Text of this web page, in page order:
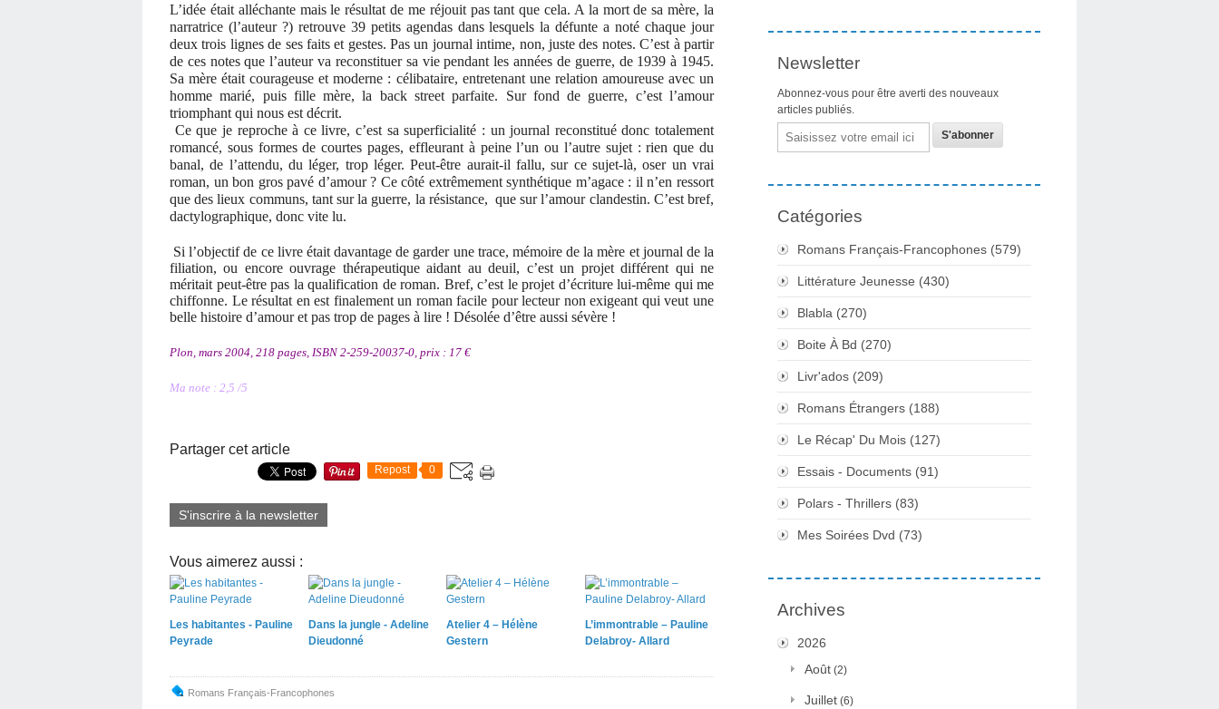
L’idée était alléchante mais le résultat de me réjouit pas tant que cela. A la mort de sa mère, la
narratrice (l’auteur ?) retrouve 39 petits agendas dans lesquels la défunte a noté chaque jour
deux trois lignes de ses faits et gestes. Pas un journal intime, non, juste des notes. C’est à partir
de ces notes que l’auteur va reconstituer sa vie pendant les années de guerre, de 1939 à 1945.
Sa mère était courageuse et moderne : célibataire, entretenant une relation amoureuse avec un
homme marié, puis fille mère, la back street parfaite. Sur fond de guerre, c’est l’amour
triomphant qui nous est décrit.
Ce que je reproche à ce livre, c’est sa superficialité : un journal reconstitué donc totalement
romancé, sous formes de courtes pages, effleurant à peine l’un ou l’autre sujet : rien que du
banal, de l’attendu, du léger, trop léger. Peut-être aurait-il fallu, sur ce sujet-là, oser un vrai
roman, un bon gros pavé d’amour ? Ce côté extrêmement synthétique m’agace : il n’en ressort
que des lieux communs, tant sur la guerre, la résistance, que sur l’amour clandestin. C’est bref,
dactylographique, donc vite lu.
Si l’objectif de ce livre était davantage de garder une trace, mémoire de la mère et journal de la
filiation, ou encore ouvrage thérapeutique aidant au deuil, c’est un projet différent qui ne
méritait peut-être pas la qualification de roman. Bref, c’est le projet d’écriture lui-même qui me
chiffonne. Le résultat en est finalement un roman facile pour lecteur non exigeant qui veut une
belle histoire d’amour et pas trop de pages à lire ! Désolée d’être aussi sévère !
Plon, mars 2004, 218 pages, ISBN 2-259-20037-0, prix : 17 €
Ma note : 2,5 /5
Partager cet article
Repost 0
S'inscrire à la newsletter
Vous aimerez aussi :
Les habitantes - Pauline
Peyrade
Dans la jungle - Adeline
Dieudonné
Atelier 4 – Hélène
Gestern
L’immontrable – Pauline
Delabroy- Allard
Romans Français-Francophones
Newsletter
Abonnez-vous pour être averti des nouveaux
articles publiés.
Email
Catégories
Romans Français-Francophones (579)
Littérature Jeunesse (430)
Blabla (270)
Boite À Bd (270)
Livr'ados (209)
Romans Étrangers (188)
Le Récap' Du Mois (127)
Essais - Documents (91)
Polars - Thrillers (83)
Mes Soirées Dvd (73)
Archives
2026
Août (2)
Juillet (6)